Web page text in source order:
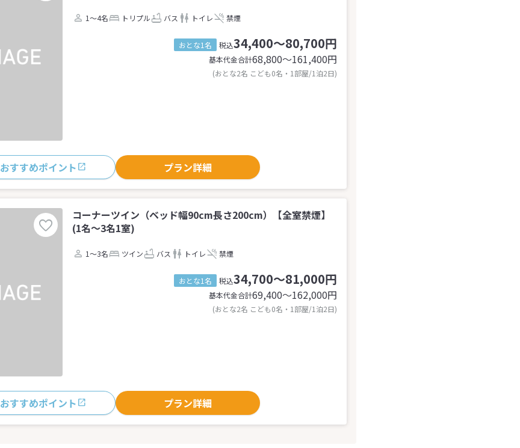
1～4名 トリプル バス トイレ 禁煙
おとな1名 税込34,400～80,700円
基本代金合計68,800〜161,400円
(おとな2名 こども0名・1部屋/1泊2日)
おすすめポイント プラン詳細
コーナーツイン（ベッド幅90cm長さ200cm）【全室禁煙】
(1名～3名1室)
1～3名 ツイン バス トイレ 禁煙
おとな1名 税込34,700～81,000円
基本代金合計69,400〜162,000円
(おとな2名 こども0名・1部屋/1泊2日)
おすすめポイント プラン詳細